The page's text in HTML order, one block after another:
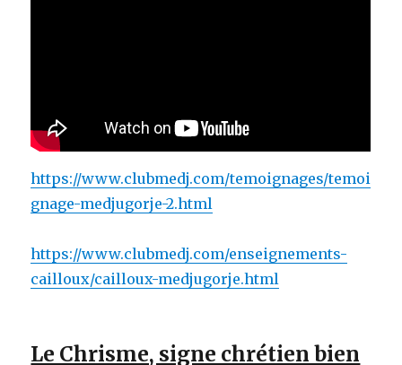
https://www.clubmedj.com/temoignages/temoi
gnage-medjugorje-2.html
https://www.clubmedj.com/enseignements-
cailloux/cailloux-medjugorje.html
Le Chrisme, signe chrétien bien